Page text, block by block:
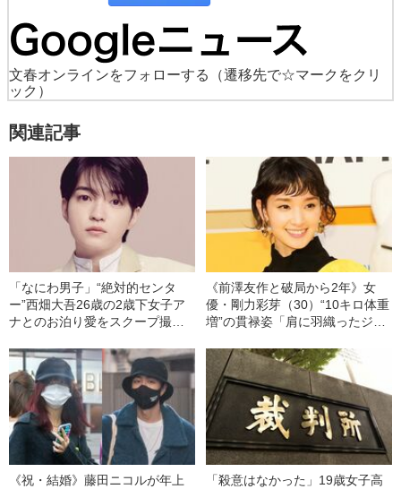
文春オンラインをフォローする
（遷移先で☆マークをクリ
ック）
関連記事
「なにわ男子」“絶対的センタ
ー”西畑大吾26歳の2歳下女子ア
ナとのお泊り愛をスクープ撮
た！》
《前澤友作と破局から2年》女
優・剛力彩芽（30）“10キロ体重
増”の貫禄姿「肩に羽織ったジャ
《祝・結婚》藤田ニコルが年上
「殺意はなかった」19歳女子高